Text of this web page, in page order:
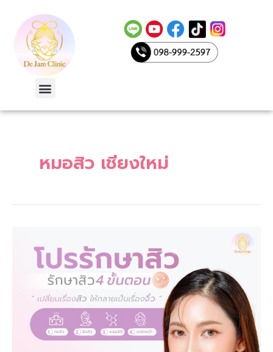
content
Menu
หมอสิว เชียงใหม่
เชียงใหม่
คลินิก